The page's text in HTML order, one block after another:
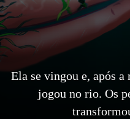
Ela se vingou e, após
jogou no rio. Os